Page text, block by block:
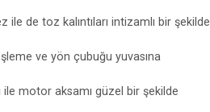
ile de toz kalıntıları intizamlı bir şekilde
ve yön çubuğu yuvasına
ile motor aksamı güzel bir şekilde